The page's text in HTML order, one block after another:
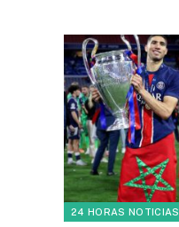
24 HORAS NOTICIAS